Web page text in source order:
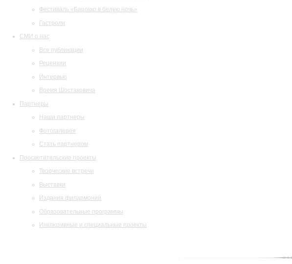
Фестиваль «Барокко в белую ночь»
Гастроли
СМИ о нас
Все публикации
Рецензии
Интервью
Время Шостаковича
Партнеры
Наши партнеры
Фотогалерея
Стать партнером
Просветительские проекты
Творческие встречи
Выставки
Издания филармонии
Образовательные программы
Инклюзивные и специальные проекты